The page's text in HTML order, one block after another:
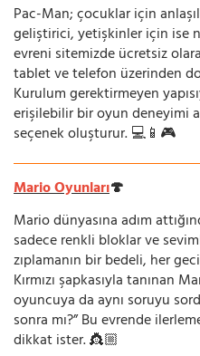
Pac-Man; çocuklar için
geliştirici, yetişkinler için ise
evreni sitemizde ücretsiz
tablet ve telefon üzerinden
Kurulum gerektirmeyen
erişilebilir bir oyun deneyimi
seçenek oluşturur. 💻📱🎮
Mario Oyunları🍄
Mario dünyasına adım
sadece renkli bloklar ve
zıplamanın bir bedeli, her
Kırmızı şapkasıyla tanınan
oyuncuya da aynı soruyu
sonra mı?” Bu evrende
dikkat ister. 👸🏼